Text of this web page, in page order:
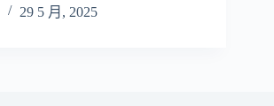
29 5 月, 2025